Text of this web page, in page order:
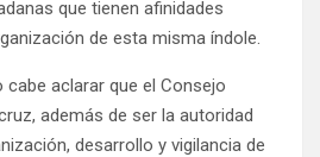
que tienen afinidades
de esta misma índole.
aclarar que el Consejo
además de ser la autoridad
desarrollo y vigilancia de